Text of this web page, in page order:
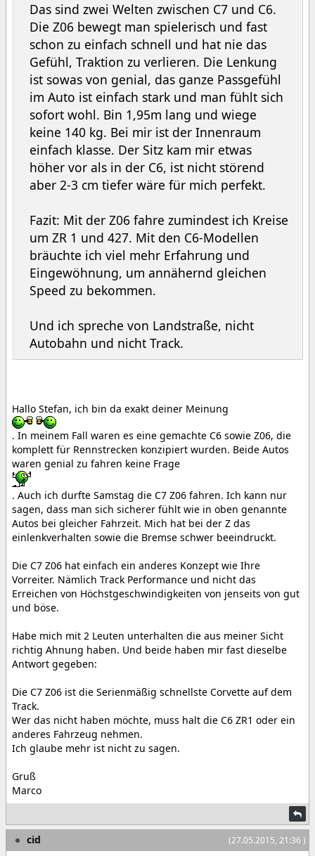
Das sind zwei Welten zwischen C7 und C6.
Die Z06 bewegt man spielerisch und fast
schon zu einfach schnell und hat nie das
Gefühl, Traktion zu verlieren. Die Lenkung
ist sowas von genial, das ganze Passgefühl
im Auto ist einfach stark und man fühlt sich
sofort wohl. Bin 1,95m lang und wiege
keine 140 kg. Bei mir ist der Innenraum
einfach klasse. Der Sitz kam mir etwas
höher vor als in der C6, ist nicht störend
aber 2-3 cm tiefer wäre für mich perfekt.
Fazit: Mit der Z06 fahre zumindest ich Kreise
um ZR 1 und 427. Mit den C6-Modellen
bräuchte ich viel mehr Erfahrung und
Eingewöhnung, um annähernd gleichen
Speed zu bekommen.
Und ich spreche von Landstraße, nicht
Autobahn und nicht Track.
Hallo Stefan, ich bin da exakt deiner Meinung
. In meinem Fall waren es eine gemachte C6 sowie Z06, die
komplett für Rennstrecken konzipiert wurden. Beide Autos
waren genial zu fahren keine Frage
. Auch ich durfte Samstag die C7 Z06 fahren. Ich kann nur
sagen, dass man sich sicherer fühlt wie in oben genannte
Autos bei gleicher Fahrzeit. Mich hat bei der Z das
einlenkverhalten sowie die Bremse schwer beeindruckt.
Die C7 Z06 hat einfach ein anderes Konzept wie Ihre
Vorreiter. Nämlich Track Performance und nicht das
Erreichen von Höchstgeschwindigkeiten von jenseits von gut
und böse.
Habe mich mit 2 Leuten unterhalten die aus meiner Sicht
richtig Ahnung haben. Und beide haben mir fast dieselbe
Antwort gegeben:
Die C7 Z06 ist die Serienmäßig schnellste Corvette auf dem
Track.
Wer das nicht haben möchte, muss halt die C6 ZR1 oder ein
anderes Fahrzeug nehmen.
Ich glaube mehr ist nicht zu sagen.
Gruß
Marco
(27.05.2015, 21:36 )
cid